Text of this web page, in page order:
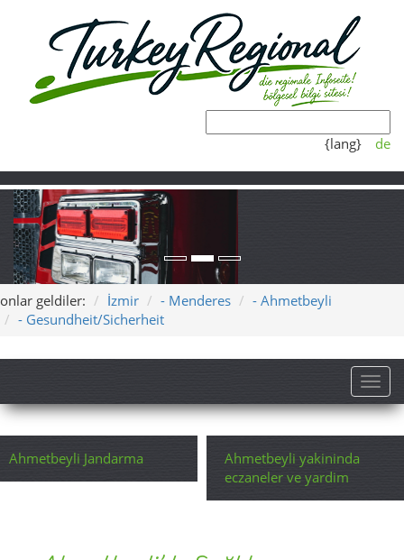
{lang} de
onlar geldiler: İzmir - Menderes
- Gesundheit/Sicherheit
Ahmetbeyli Jandarma
Ahmetbeyli yakininda
Ahmetbeyli’de Sağlık ve
Güvenlik – sahil mahallesinde